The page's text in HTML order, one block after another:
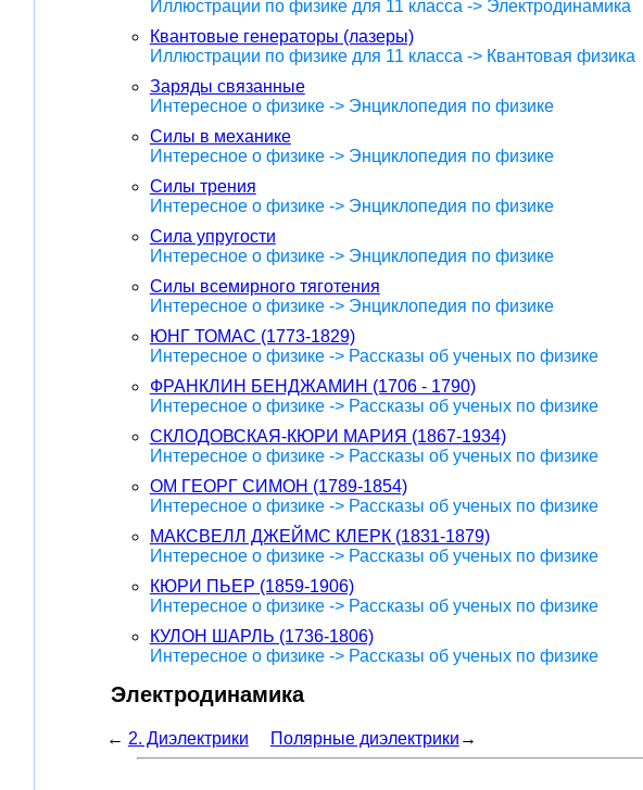
Иллюстрации по физике для 11 класса -> Электродинамика
Квантовые генераторы (лазеры)
Иллюстрации по физике для 11 класса -> Квантовая физика
Заряды связанные
Интересное о физике -> Энциклопедия по физике
Силы в механике
Интересное о физике -> Энциклопедия по физике
Силы трения
Интересное о физике -> Энциклопедия по физике
Сила упругости
Интересное о физике -> Энциклопедия по физике
Силы всемирного тяготения
Интересное о физике -> Энциклопедия по физике
ЮНГ ТОМАС (1773-1829)
Интересное о физике -> Рассказы об ученых по физике
ФРАНКЛИН БЕНДЖАМИН (1706 - 1790)
Интересное о физике -> Рассказы об ученых по физике
СКЛОДОВСКАЯ-КЮРИ МАРИЯ (1867-1934)
Интересное о физике -> Рассказы об ученых по физике
ОМ ГЕОРГ СИМОН (1789-1854)
Интересное о физике -> Рассказы об ученых по физике
МАКСВЕЛЛ ДЖЕЙМС КЛЕРК (1831-1879)
Интересное о физике -> Рассказы об ученых по физике
КЮРИ ПЬЕР (1859-1906)
Интересное о физике -> Рассказы об ученых по физике
КУЛОН ШАРЛЬ (1736-1806)
Интересное о физике -> Рассказы об ученых по физике
Электродинамика
← 2. Диэлектрики Полярные диэлектрики →